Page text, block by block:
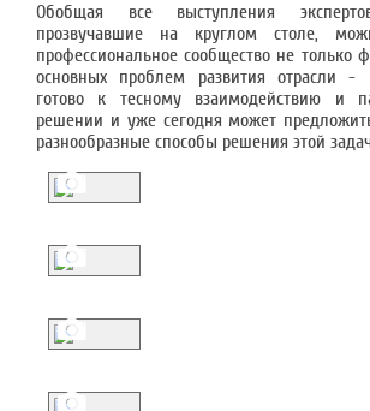
Обобщая все выступления
прозвучавшие на круглом столе,
профессиональное сообщество не только
основных проблем развития отрасли -
готово к тесному взаимодействию и
решении и уже сегодня может
разнообразные способы решения этой